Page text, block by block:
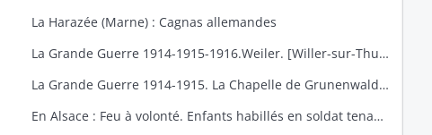
La Harazée (Marne) : Cagnas allemandes
La Grande Guerre 1914-1915-1916.Weiler. [Willer-sur-Thur] : vue générale
La Grande Guerre 1914-1915. La Chapelle de Grunenwald près de Uderdersept habillés en soldat tenant un fusil. Dessin par Delalain.
En Alsace : Feu à volonté. Enfants habillés en soldat tenant un fusil. Dessin par Delalain.